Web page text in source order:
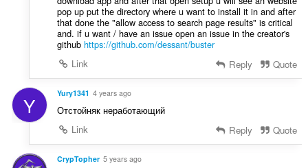
pop up put the directory where u want to install it in and after
that done the "allow access to search page results" is critical
and. if u want / have an issue open an issue in the creator's
github https://github.com/dessant/buster
Link
Reply Quote
Y Yury1341 4 years ago
Отстойняк неработающий
Link
Reply Quote
CrypTopher 5 years ago